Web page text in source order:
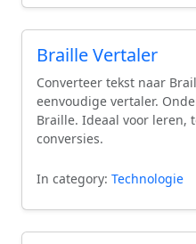
Braille Vertaler
Converteer tekst naar
eenvoudige vertaler.
Braille. Ideaal voor leren,
conversies.
In category: Technologie